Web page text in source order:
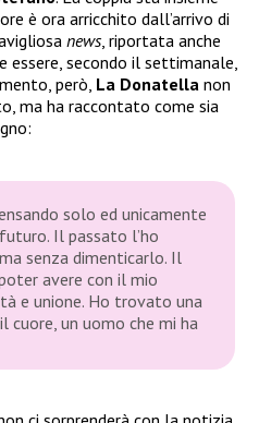
è ora arricchito dall’arrivo di
news, riportata anche
essere, secondo il settimanale,
però, La Donatella non
ma ha raccontato come sia
solo ed unicamente
Il passato l’ho
senza dimenticarlo. Il
avere con il mio
e unione. Ho trovato una
cuore, un uomo che mi ha